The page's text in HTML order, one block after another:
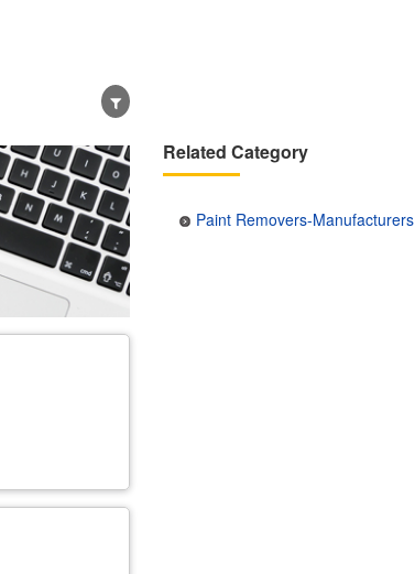
Related Category
Paint Removers-Manufacturers